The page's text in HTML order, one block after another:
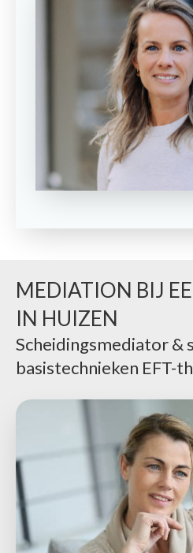
MEDIATION BIJ
IN HUIZEN
Scheidingsmediator &
basistechnieken EFT-